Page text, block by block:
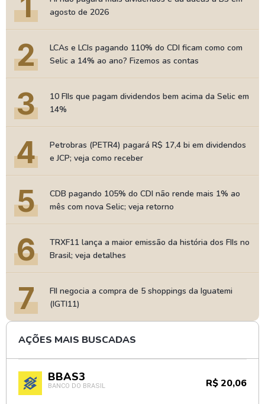
agosto de 2026
2
LCAs e LCIs pagando 110% do CDI ficam como com
Selic a 14% ao ano? Fizemos as contas
3
10 FIIs que pagam dividendos bem acima da Selic em
14%
4
Petrobras (PETR4) pagará R$ 17,4 bi em dividendos
e JCP; veja como receber
5
CDB pagando 105% do CDI não rende mais 1% ao
mês com nova Selic; veja retorno
6
TRXF11 lança a maior emissão da história dos FIIs no
Brasil; veja detalhes
7
FII negocia a compra de 5 shoppings da Iguatemi
(IGTI11)
AÇÕES MAIS BUSCADAS
BBAS3
BANCO DO BRASIL R$ 20,06